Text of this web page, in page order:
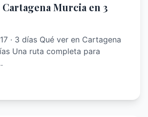
Murcia en 3
· 3 días Qué ver en Cartagena
Una ruta completa para